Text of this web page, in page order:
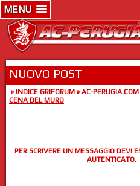
MENU
NUOVO POST
» INDICE GRIFORUM » AC-PERUGIA.COM
CENA DEL MURO
PER SCRIVERE UN MESSAGGIO DEVI
AUTENTICATO.